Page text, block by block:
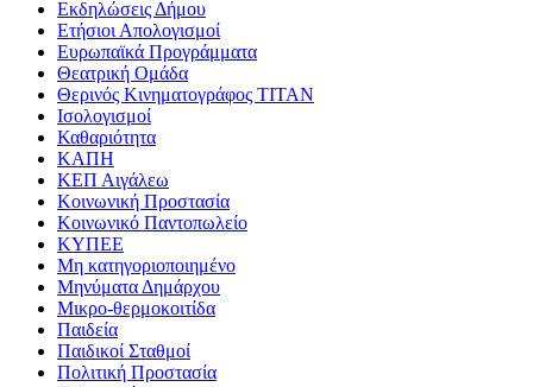
Εκδηλώσεις Δήμου
Ετήσιοι Απολογισμοί
Ευρωπαϊκά Προγράμματα
Θεατρική Ομάδα
Θερινός Κινηματογράφος ΤΙΤΑΝ
Ισολογισμοί
Καθαριότητα
ΚΑΠΗ
ΚΕΠ Αιγάλεω
Κοινωνική Προστασία
Κοινωνικό Παντοπωλείο
ΚΥΠΕΕ
Μη κατηγοριοποιημένο
Μηνύματα Δημάρχου
Μικρο-θερμοκοιτίδα
Παιδεία
Παιδικοί Σταθμοί
Πολιτική Προστασία